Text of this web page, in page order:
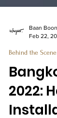
Feb 22,
Behind the Scene
2022: